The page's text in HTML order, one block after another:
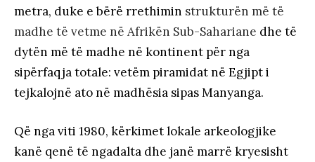
metra, duke e bërë rrethimin strukturën më të
madhe të vetme në Afrikën Sub-Sahariane dhe të
dytën më të madhe në kontinent për nga
sipërfaqja totale: vetëm piramidat në Egjipt i
tejkalojnë ato në madhësia sipas Manyanga.
Që nga viti 1980, kërkimet lokale arkeologjike
kanë qenë të ngadalta dhe janë marrë kryesisht